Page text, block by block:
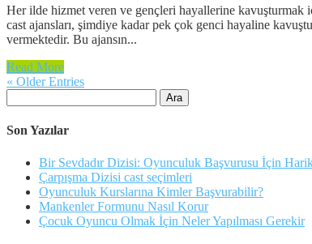
Her ilde hizmet veren ve gençleri hayallerine kavuşturmak
cast ajansları, şimdiye kadar pek çok genci hayaline
vermektedir. Bu ajansın...
Read More
« Older Entries
Son Yazılar
Bir Sevdadır Dizisi: Oyunculuk Başvurusu İçin
Çarpışma Dizisi cast seçimleri
Oyunculuk Kurslarına Kimler Başvurabilir?
Mankenler Formunu Nasıl Korur
Çocuk Oyuncu Olmak İçin Neler Yapılması Gerekir